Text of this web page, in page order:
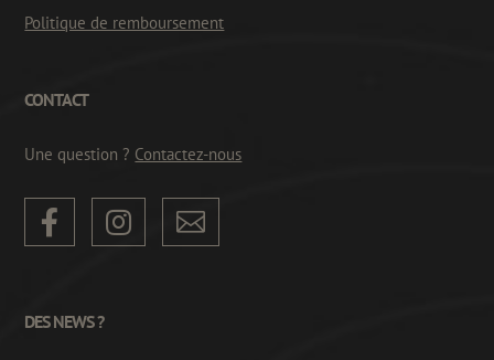
Politique de remboursement
CONTACT
Une question ? Contactez-nous
  
DES NEWS ?